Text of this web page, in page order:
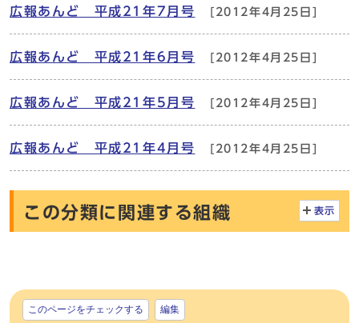
広報あんど 平成21年7月号 [2012年4月25日]
広報あんど 平成21年6月号 [2012年4月25日]
広報あんど 平成21年5月号 [2012年4月25日]
広報あんど 平成21年4月号 [2012年4月25日]
この分類に関連する組織 表示
このページをチェックする 編集